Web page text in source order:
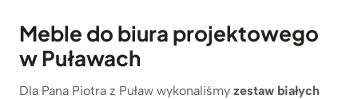
Meble do biura projektowego
w Puławach
Dla Pana Piotra z Puław wykonaliśmy zestaw białych